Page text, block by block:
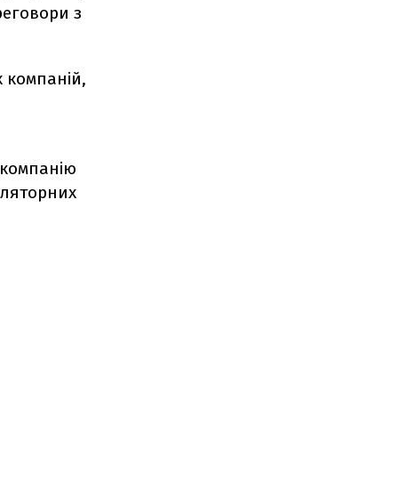
з
компаній,